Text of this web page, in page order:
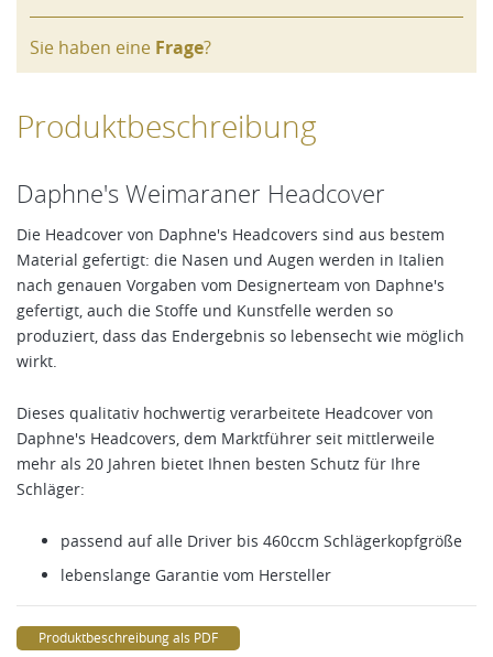
Sie haben eine Frage?
Produktbeschreibung
Daphne's Weimaraner Headcover
Die Headcover von Daphne's Headcovers sind aus bestem
Material gefertigt: die Nasen und Augen werden in Italien
nach genauen Vorgaben vom Designerteam von Daphne's
gefertigt, auch die Stoffe und Kunstfelle werden so
produziert, dass das Endergebnis so lebensecht wie möglich
wirkt.
Dieses qualitativ hochwertig verarbeitete Headcover von
Daphne's Headcovers, dem Marktführer seit mittlerweile
mehr als 20 Jahren bietet Ihnen besten Schutz für Ihre
Schläger:
passend auf alle Driver bis 460ccm Schlägerkopfgröße
lebenslange Garantie vom Hersteller
Produktbeschreibung als PDF